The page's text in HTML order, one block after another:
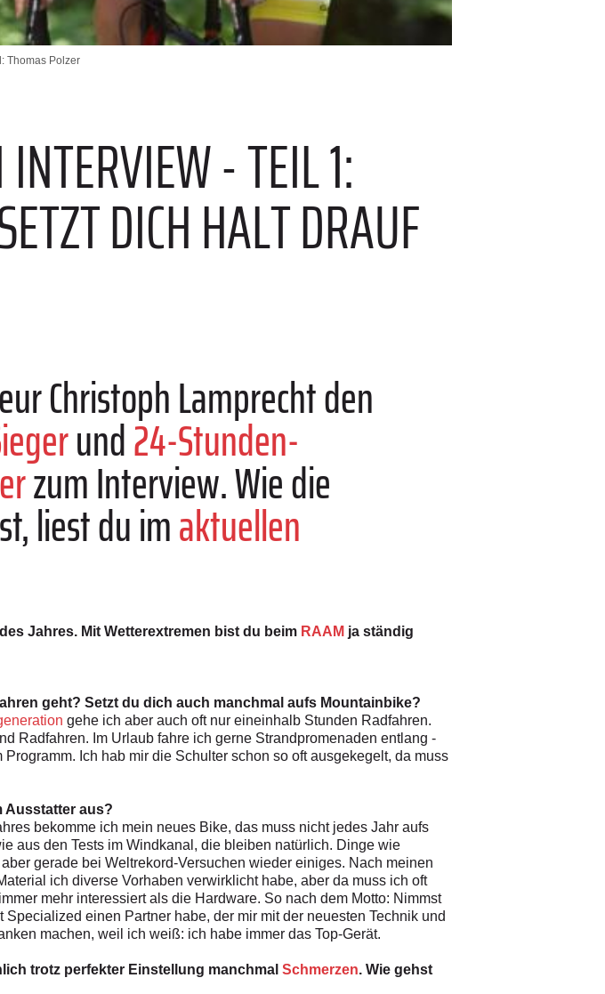
Thomas Polzer
- TEIL 1:
DICH HALT DRAUF
Christoph Lamprecht den
und24-Stunden-
zum Interview. Wie die
liest du imaktuellen
Jahres. Mit Wetterextremen bist du beim RAAM ja ständig
geht? Setzt du dich auch manchmal aufs Mountainbike?
gehe ich aber auch oft nur eineinhalb Stunden Radfahren.
Radfahren. Im Urlaub fahre ich gerne Strandpromenaden entlang -
Ich hab mir die Schulter schon so oft ausgekegelt, da muss
Ausstatter aus?
bekomme ich mein neues Bike, das muss nicht jedes Jahr aufs
aus den Tests im Windkanal, die bleiben natürlich. Dinge wie
gerade bei Weltrekord-Versuchen wieder einiges. Nach meinen
ich diverse Vorhaben verwirklicht habe, aber da muss ich oft
mehr interessiert als die Hardware. So nach dem Motto: Nimmst
einen Partner habe, der mir mit der neuesten Technik und
machen, weil ich weiß: ich habe immer das Top-Gerät.
trotz perfekter Einstellung manchmal Schmerzen. Wie gehst